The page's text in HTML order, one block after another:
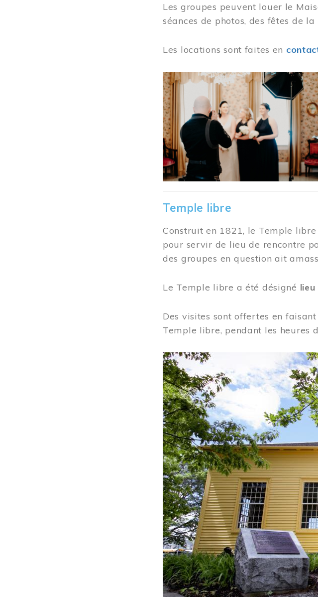
Les groupes peuvent louer le
séances de photos, des fêtes de
Les locations sont faites en
Image
Temple libre
Construit en 1821, le Temple
pour servir de lieu de rencontre
des groupes en question ait
Le Temple libre a été désigné
Des visites sont offertes en
Temple libre, pendant les heures
Image